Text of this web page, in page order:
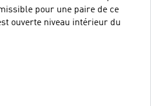
pour une paire de ce